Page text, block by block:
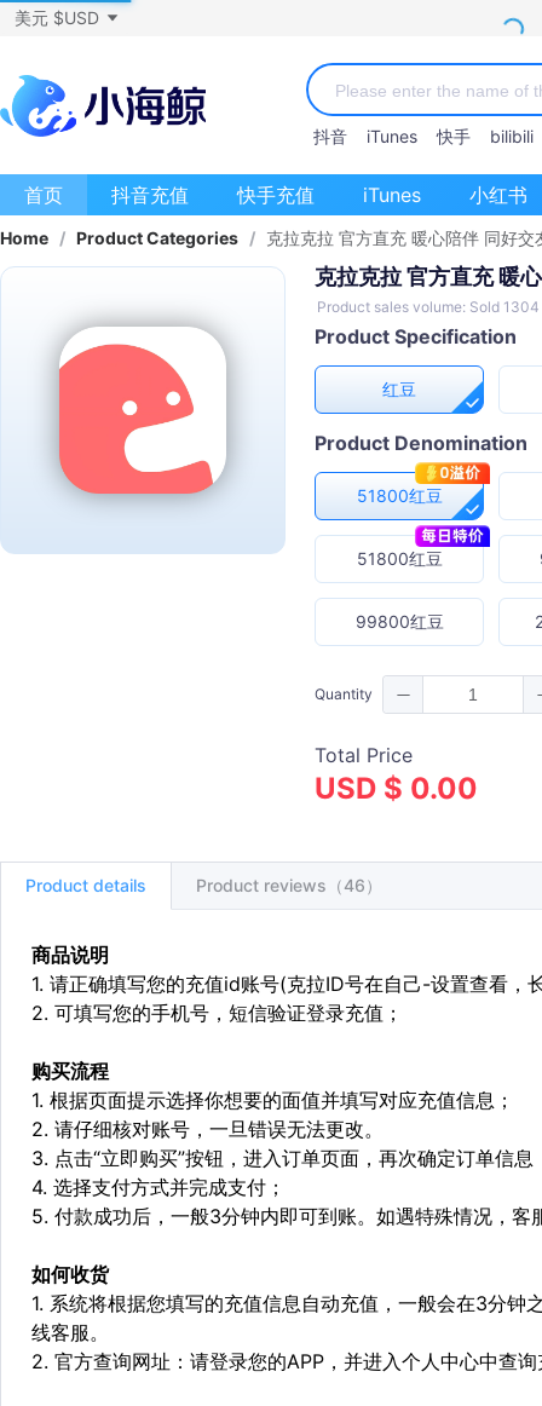
美元 $USD
抖音 iTunes 快手 bilibili
首页 抖音充值 快手充值 iTunes 小红书
Home / Product Categories / 克拉克拉 官方直充 暖心陪伴 同好
克拉克拉 官方直充 暖
Product sales volume: Sold 1304
Product Specification
红豆
Product Denomination
51800红豆
51800红豆
99800红豆
Quantity
Total Price
USD $ 0.00
Product details Product reviews（46）
商品说明
1. 请正确填写您的充值id账号(克拉ID号在自己-设置查看，
2. 可填写您的手机号，短信验证登录充值；
购买流程
1. 根据页面提示选择你想要的面值并填写对应充值信息；
2. 请仔细核对账号，一旦错误无法更改。
3. 点击“立即购买”按钮，进入订单页面，再次确定订单信息
4. 选择支付方式并完成支付；
5. 付款成功后，一般3分钟内即可到账。如遇特殊情况，
如何收货
1. 系统将根据您填写的充值信息自动充值，一般会在3分
线客服。
2. 官方查询网址：请登录您的APP，并进入个人中心中查